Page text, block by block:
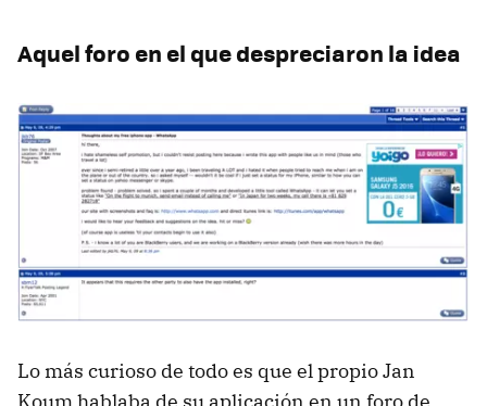
Aquel foro en el que despreciaron la idea
Lo más curioso de todo es que el propio Jan
Koum hablaba de su aplicación en un foro de